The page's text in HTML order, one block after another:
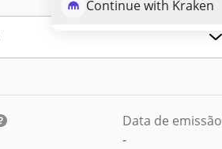
Continue with Kraken
Data de emissão
-